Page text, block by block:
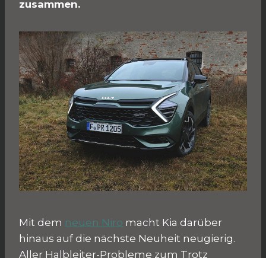
zusammen.
Mit dem neuen Niro macht Kia darüber
hinaus auf die nächste Neuheit neugierig.
Aller Halbleiter-Probleme zum Trotz